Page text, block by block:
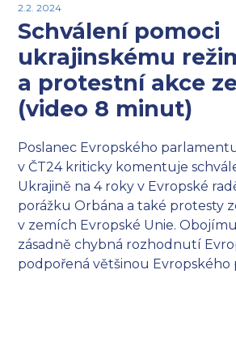
2.2. 2024
Schválení pomoci
ukrajinskému
a protestní akce
(video 8 minut)
Poslanec Evropského
v ČT24 kriticky komentuje
Ukrajině na 4 roky v Evropské
porážku Orbána a také protesty
v zemích Evropské Unie.
zásadně chybná rozhodnutí
podpořená většinou Evropského